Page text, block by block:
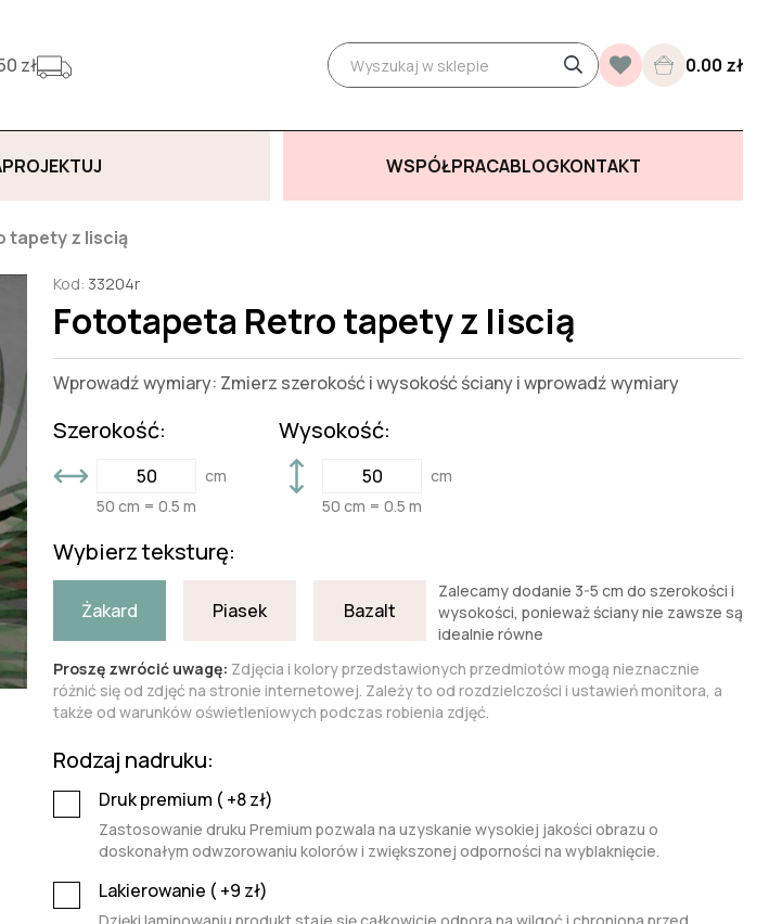
zł 0.00 zł
WSPÓŁPRACABLOGKONTAKT
tapety z liscią
Kod: 33204r
Fototapeta Retro tapety z liscią
Wprowadź wymiary: Zmierz szerokość i wysokość ściany i wprowadź wymiary
Szerokość:
cm
50 cm = 0.5 m
Wysokość:
cm
50 cm = 0.5 m
Wybierz teksturę:
Żakard Piasek Bazalt
Zalecamy dodanie 3-5 cm do szerokości i
wysokości, ponieważ ściany nie zawsze są
idealnie równe
Proszę zwrócić uwagę: Zdjęcia i kolory przedstawionych przedmiotów mogą nieznacznie
różnić się od zdjęć na stronie internetowej. Zależy to od rozdzielczości i ustawień monitora, a
także od warunków oświetleniowych podczas robienia zdjęć.
Rodzaj nadruku:
Druk premium ( +8zł)
Zastosowanie druku Premium pozwala na uzyskanie wysokiej jakości obrazu o
doskonałym odwzorowaniu kolorów i zwiększonej odporności na wyblaknięcie.
Lakierowanie ( +9 zł)